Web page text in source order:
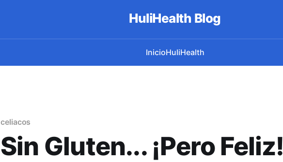
HuliHealth Blog
InicioHuliHealth
celiacos
Sin Gluten... ¡Pero Feliz!